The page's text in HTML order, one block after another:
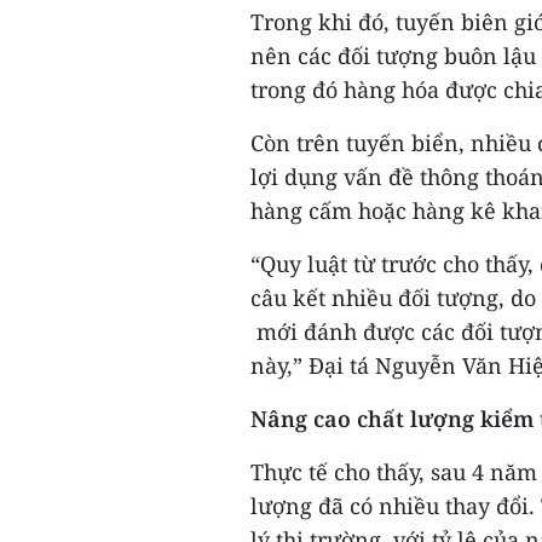
Trong khi đó, tuyến biên
nên các đối tượng buôn
trong đó hàng hóa được
Còn trên tuyến biển, nhiều
lợi dụng vấn đề thông
hàng cấm hoặc hàng kê
“Quy luật từ trước cho
câu kết nhiều đối tượng,
mới đánh được các đối
này,” Đại tá Nguyễn Văn
Nâng cao chất lượng
Thực tế cho thấy, sau 4
lượng đã có nhiều thay